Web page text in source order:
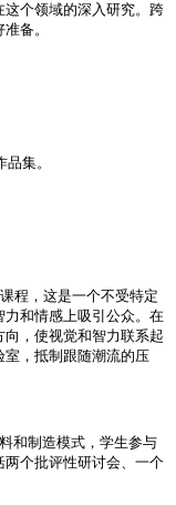
个领域的深入研究。跨
备。
集。
程，这是一个不受特定
和情感上吸引公众。在
，使视觉和智力联系起
，抵制跟随潮流的压
和制造模式，学生参与
两个批评性研讨会、一个